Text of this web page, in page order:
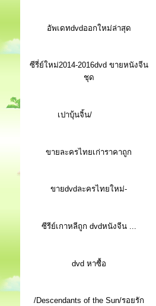
อัพเดทdvdออกใหม่ล่าสุด
ซีรี่ย์ใหม่2014-2016dvd ขายหนังจีน
ชุด
เปาบุ้นจิ้น/
ขายละครไทยเก่าราคาถูก
ขายdvdละครไทยใหม่-
ซีรีย์เกาหลีถูก dvdหนังจีน ...
dvd หาซื้อ
/Descendants of the Sun/รอยรัก